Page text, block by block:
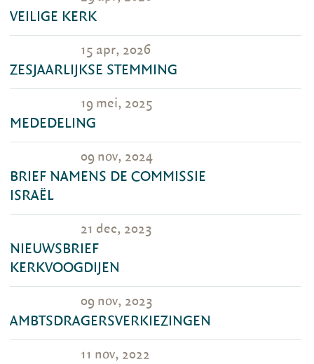
VEILIGE KERK
15 apr, 2026
ZESJAARLIJKSE STEMMING
19 mei, 2025
MEDEDELING
09 nov, 2024
BRIEF NAMENS DE COMMISSIE
ISRAËL
21 dec, 2023
NIEUWSBRIEF
KERKVOOGDIJEN
09 nov, 2023
AMBTSDRAGERSVERKIEZINGEN
11 nov, 2022